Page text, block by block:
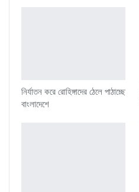
নির্যাতন করে রোহিঙ্গাদের ঠেলে পাঠাচ্ছে
বাংলাদেশে